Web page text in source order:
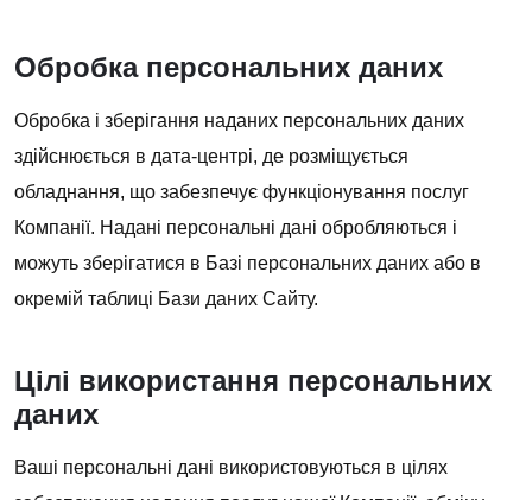
Обробка персональних даних
Обробка і зберігання наданих персональних даних
здійснюється в дата-центрі, де розміщується
обладнання, що забезпечує функціонування послуг
Компанії. Надані персональні дані обробляються і
можуть зберігатися в Базі персональних даних або в
окремій таблиці Бази даних Сайту.
Цілі використання персональних
даних
Ваші персональні дані використовуються в цілях